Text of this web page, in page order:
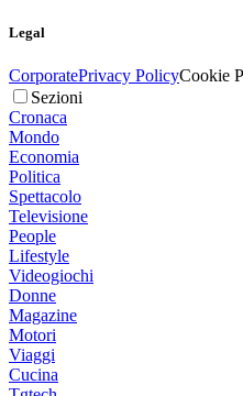
Legal
CorporatePrivacy PolicyCookie
Sezioni
Cronaca
Mondo
Economia
Politica
Spettacolo
Televisione
People
Lifestyle
Videogiochi
Donne
Magazine
Motori
Viaggi
Cucina